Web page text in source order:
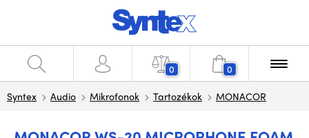
0 0
Syntex Audio Mikrofonok Tartozékok MONACOR